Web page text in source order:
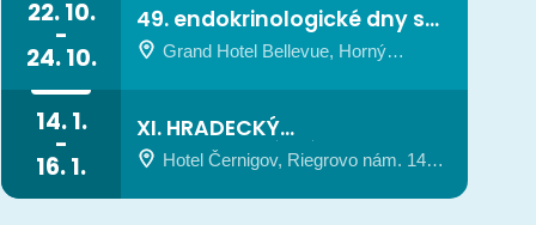
XI. HRADECKÝ
POSTGRADUÁLNÍ
ENDOKRINOLOGII
22. 10.
-
24. 10.
49. endokrinologické dny s
mezinárodní účastí
Grand Hotel Bellevue, Horný
14. 1.
-
16. 1.
XI. HRADECKÝ
POSTGRADUÁLNÍ KURZ V
ENDOKRINOLOGII
Hotel Černigov, Riegrovo nám. 1494,